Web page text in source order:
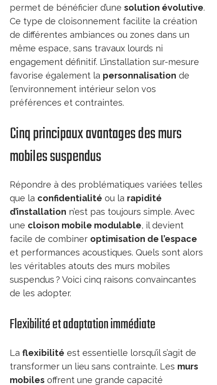
permet de bénéficier d’une solution évolutive.
Ce type de cloisonnement facilite la création
de différentes ambiances ou zones dans un
même espace, sans travaux lourds ni
engagement définitif. L’installation sur-mesure
favorise également la personnalisation de
l’environnement intérieur selon vos
préférences et contraintes.
Cinq principaux avantages des murs
mobiles suspendus
Répondre à des problématiques variées telles
que la confidentialité ou la rapidité
d’installation n’est pas toujours simple. Avec
une cloison mobile modulable, il devient
facile de combiner optimisation de l’espace
et performances acoustiques. Quels sont alors
les véritables atouts des murs mobiles
suspendus ? Voici cinq raisons convaincantes
de les adopter.
Flexibilité et adaptation immédiate
La flexibilité est essentielle lorsqu’il s’agit de
transformer un lieu sans contrainte. Les murs
mobiles offrent une grande capacité